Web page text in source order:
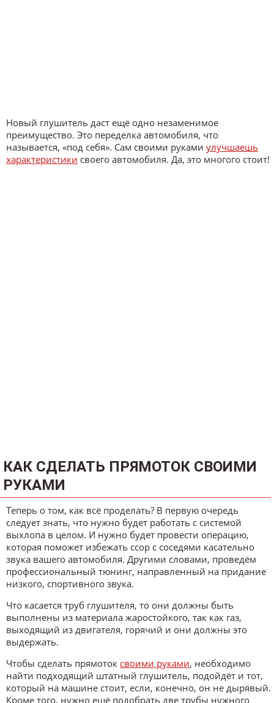
Новый глушитель даст ещё одно незаменимое
преимущество. Это переделка автомобиля, что
называется, «под себя». Сам своими руками улучшаешь
характеристики своего автомобиля. Да, это многого стоит!
КАК СДЕЛАТЬ ПРЯМОТОК СВОИМИ
РУКАМИ
Теперь о том, как всё проделать? В первую очередь
следует знать, что нужно будет работать с системой
выхлопа в целом. И нужно будет провести операцию,
которая поможет избежать ссор с соседями касательно
звука вашего автомобиля. Другими словами, проведём
профессиональный тюнинг, направленный на придание
низкого, спортивного звука.
Что касается труб глушителя, то они должны быть
выполнены из материала жаростойкого, так как газ,
выходящий из двигателя, горячий и они должны это
выдержать.
Чтобы сделать прямоток своими руками, необходимо
найти подходящий штатный глушитель, подойдёт и тот,
который на машине стоит, если, конечно, он не дырявый.
Кроме того, нужно ещё подобрать две трубы нужного